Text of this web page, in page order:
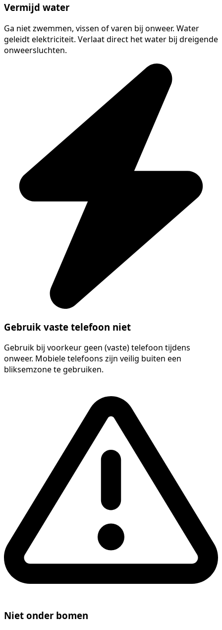
Vermijd water
Ga niet zwemmen, vissen of varen bij onweer. Water
geleidt elektriciteit. Verlaat direct het water bij dreigende
onweersluchten.
Gebruik vaste telefoon niet
Gebruik bij voorkeur geen (vaste) telefoon tijdens
onweer. Mobiele telefoons zijn veilig buiten een
bliksemzone te gebruiken.
Niet onder bomen